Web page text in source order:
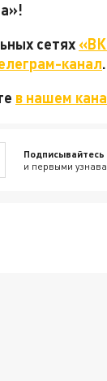
сетях
канал.
в нашем
и первыми